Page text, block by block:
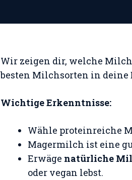
Wir zeigen dir, welche
besten Milchsorten in
Wichtige Erkenntnisse:
Wähle proteinreiche
Magermilch ist eine
Erwäge natürliche
oder vegan lebst.